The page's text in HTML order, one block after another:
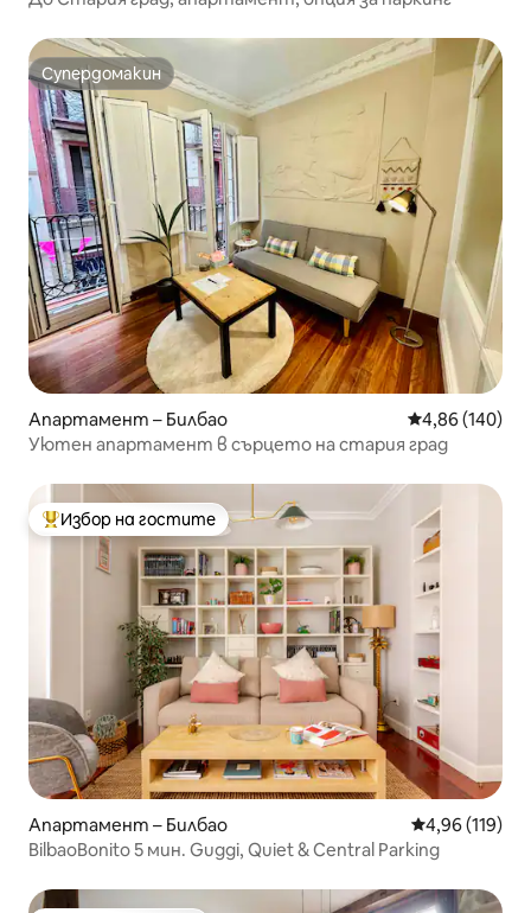
Супердомакин
Супердомакин
Апартамент – Билбао Средна
4,86 (140)
Уютен апартамент в сърцето на стария град
Най-популярен избор на гостите
Избор на гостите
Апартамент – Билбао Средна
4,96 (119)
BilbaoBonito 5 мин. Guggi, Quiet & Central Parking